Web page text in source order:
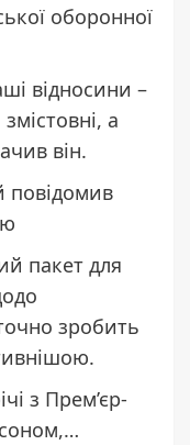
оборонної
відносини –
а
він.
повідомив
пакет для
зробить
з Прем’єр-